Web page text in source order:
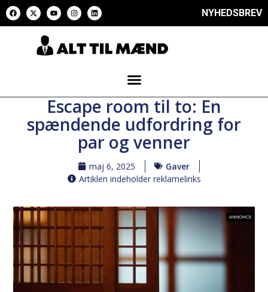
NYHEDSBREV
Escape room til to: En
spændende udfordring for
par og venner
maj 6, 2025
Gaver
Artiklen indeholder reklamelinks